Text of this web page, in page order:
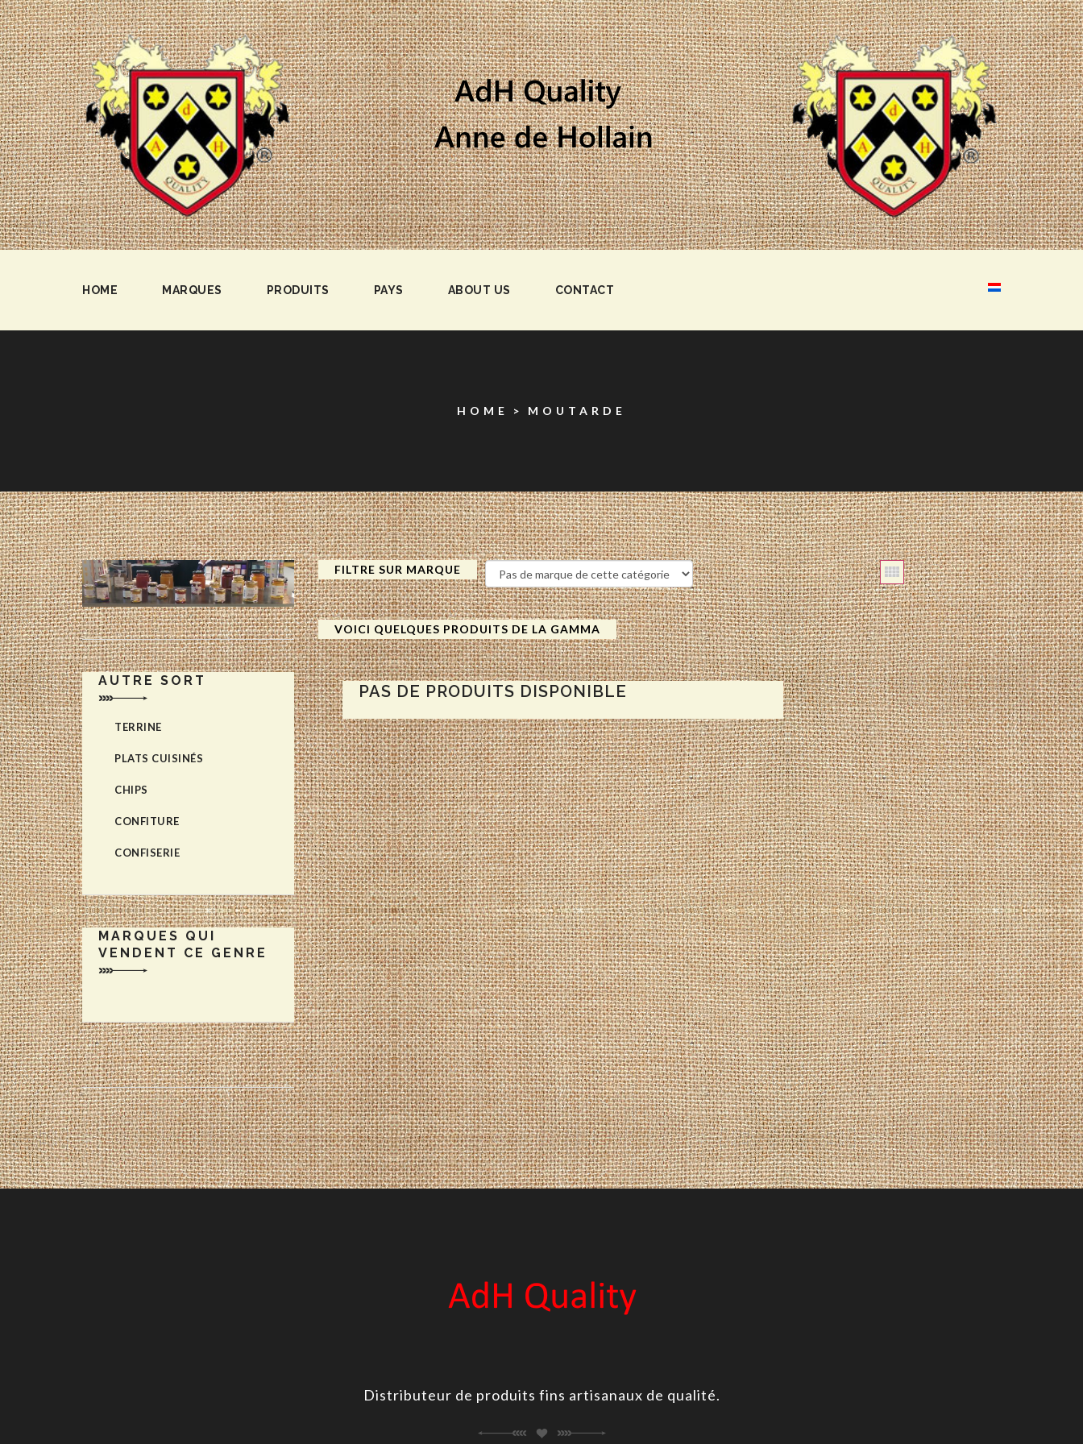
HOME MARQUES PRODUITS PAYS ABOUT US CONTACT
HOME MOUTARDE
AUTRE SORT
TERRINE
PLATS CUISINÉS
CHIPS
CONFITURE
CONFISERIE
MARQUES QUI
VENDENT CE GENRE
FILTRE SUR MARQUE
VOICI QUELQUES PRODUITS DE LA GAMMA
PAS DE PRODUITS DISPONIBLE
Distributeur de produits fins artisanaux de qualité.